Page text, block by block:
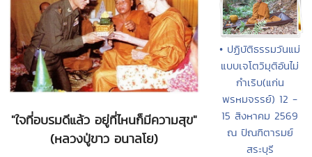
"ใจที่อบรมดีแล้ว อยู่ที่ไหนก็มีความสุข"
(หลวงปู่ขาว อนาลโย)
• ปฏิบัติธรรมวันแม่
แบบเจโตวิมุติอันไม่
กำเริบ(แก่น
พรหมจรรย์) 12 -
15 สิงหาคม 2569
ณ ปัณฑิตารมย์
สระบุรี